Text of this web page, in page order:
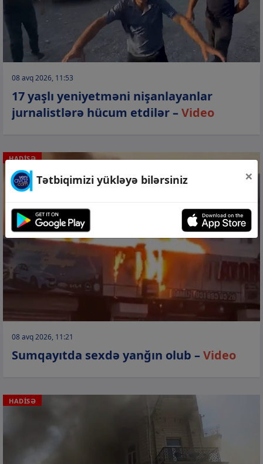
08 avq 2026, 11:53
17 yaşlı yeniyetməni nişanlayanlar
jurnalistlərə hücum etdilər –Video
HADİSƏ
08 avq 2026, 11:21
Sumqayıtda sexdə yanğın olub –Video
HADİSƏ
Tətbiqimizi yükləyə bilərsiniz ×